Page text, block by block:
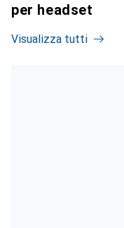
per headset
Visualizza tutti